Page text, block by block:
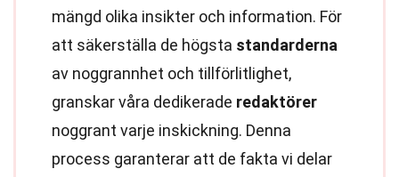
mängd olika insikter och information. För
att säkerställa de högsta standarderna
av noggrannhet och tillförlitlighet,
granskar våra dedikerade redaktörer
noggrant varje inskickning. Denna
process garanterar att de fakta vi delar